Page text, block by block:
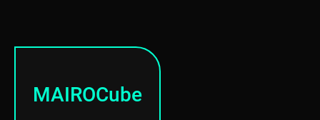
MAIROCube